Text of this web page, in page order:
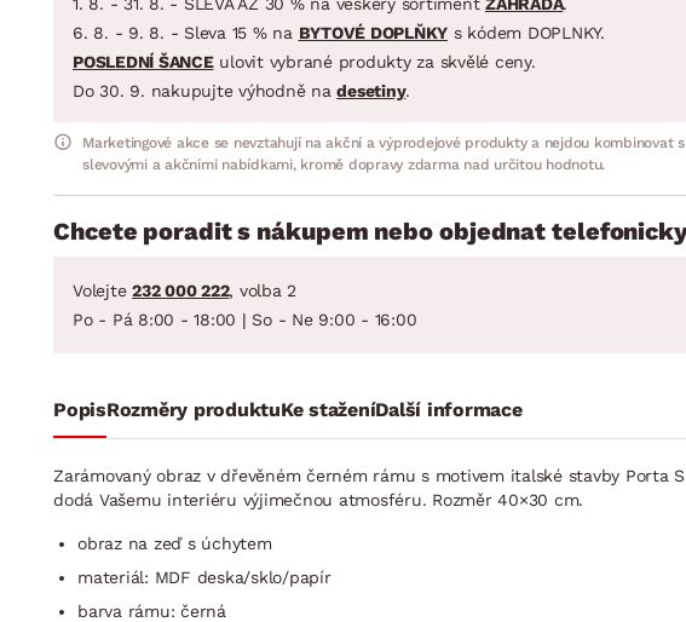
6. 8. - 9. 8. - Sleva 15 % na BYTOVÉ DOPLŇKY s kódem DOPLNKY.
POSLEDNÍ ŠANCEulovit vybrané produkty za skvělé ceny.
Do 30. 9. nakupujte výhodně nadesetiny.
Marketingové akce se nevztahují na akční a výprodejové produkty a nejdou kombinovat
slevovými a akčními nabídkami, kromě dopravy zdarma nad určitou hodnotu.
Chcete poradit s nákupem nebo objednat
Volejte 232 000 222, volba 2
Po - Pá 8:00 - 18:00 | So - Ne 9:00 - 16:00
PopisRozměry produktuKe staženíDalší informace
Zarámovaný obraz v dřevěném černém rámu s motivem italské stavby
dodá Vašemu interiéru výjimečnou atmosféru. Rozměr 40×30 cm.
obraz na zeď s úchytem
materiál: MDF deska/sklo/papír
barva rámu: černá